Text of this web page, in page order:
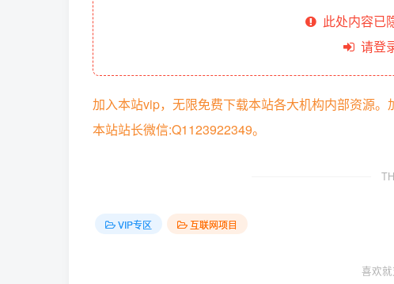
此处内容已
请登
加入本站vip，无限免费下载本站各大机构内部资源。
本站站长微信:Q1123922349。
VIP专区 互联网项目
喜欢